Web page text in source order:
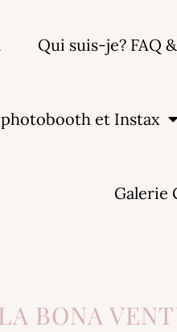
Qui suis-je? FAQ
et Instax
Galerie
BONA